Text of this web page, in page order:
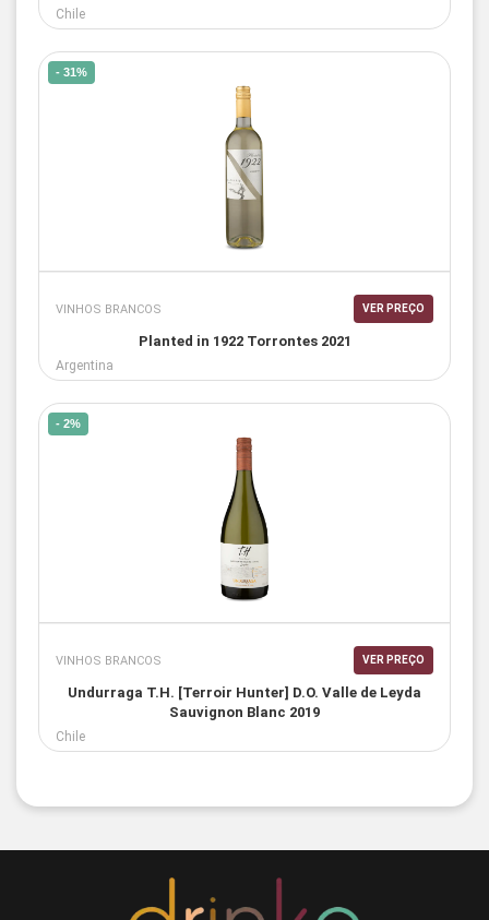
Chile
- 31%
VINHOS BRANCOS VER PREÇO
Planted in 1922 Torrontes 2021
Argentina
- 2%
VINHOS BRANCOS VER PREÇO
Undurraga T.H. [Terroir Hunter] D.O. Valle de Leyda
Sauvignon Blanc 2019
Chile